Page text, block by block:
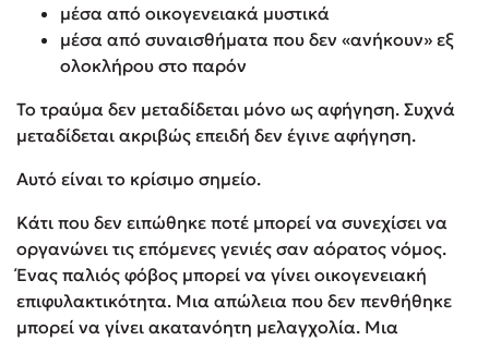
μέσα από οικογενειακά μυστικά
μέσα από συναισθήματα που δεν «ανήκουν» εξ
ολοκλήρου στο παρόν
Το τραύμα δεν μεταδίδεται μόνο ως αφήγηση. Συχνά
μεταδίδεται ακριβώς επειδή δεν έγινε αφήγηση.
Αυτό είναι το κρίσιμο σημείο.
Κάτι που δεν ειπώθηκε ποτέ μπορεί να συνεχίσει να
οργανώνει τις επόμενες γενιές σαν αόρατος νόμος.
Ένας παλιός φόβος μπορεί να γίνει οικογενειακή
επιφυλακτικότητα. Μια απώλεια που δεν πενθήθηκε
μπορεί να γίνει ακατανόητη μελαγχολία. Μια